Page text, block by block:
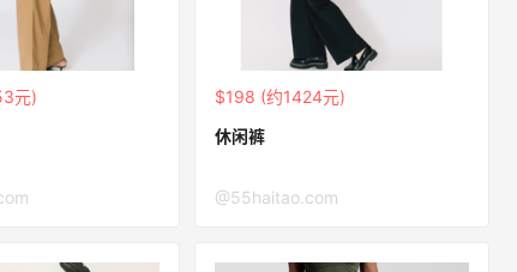
元)
$198 (约1424元)
休闲裤
@55haitao.com
BELK：美妆闪促！入手雅诗兰黛、
MAC、芭比布朗等
正价8折+部分送礼
BELK
Columbia Sportswear：夏季大促！哥伦
低至6折